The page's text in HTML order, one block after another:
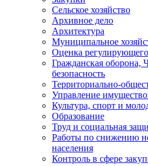
Сельское хозяйство
Архивное дело
Архитектура
Муниципальное
Оценка
Гражданская оборона,
безопасность
Территориально-
Управление
Культура, спорт и
Образование
Труд и социальная
Работы по снижению
населения
Контроль в сфере